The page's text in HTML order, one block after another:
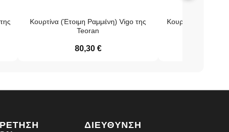
Κουρτίνα (Έτοιμη Ραμμένη) Vigo της
Teoran
80,30 €
Κουρτίνα (Έτοιμη
ΔΙΕΥΘΥΝΣΗ